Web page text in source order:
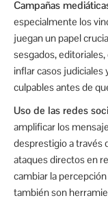
Campañas
especialmente los
juegan un papel
sesgados,
inflar casos judiciales
culpables antes de
Uso de las redes
amplificar los
desprestigio a través
ataques directos en
cambiar la
también son